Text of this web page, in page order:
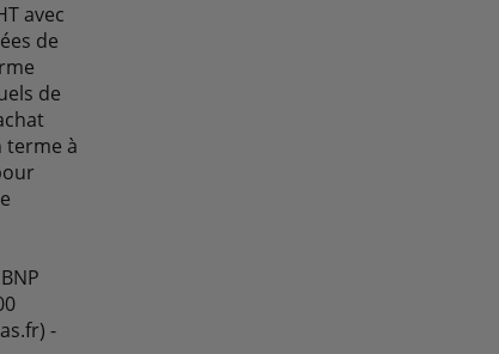
avec
de
de
terme à
-